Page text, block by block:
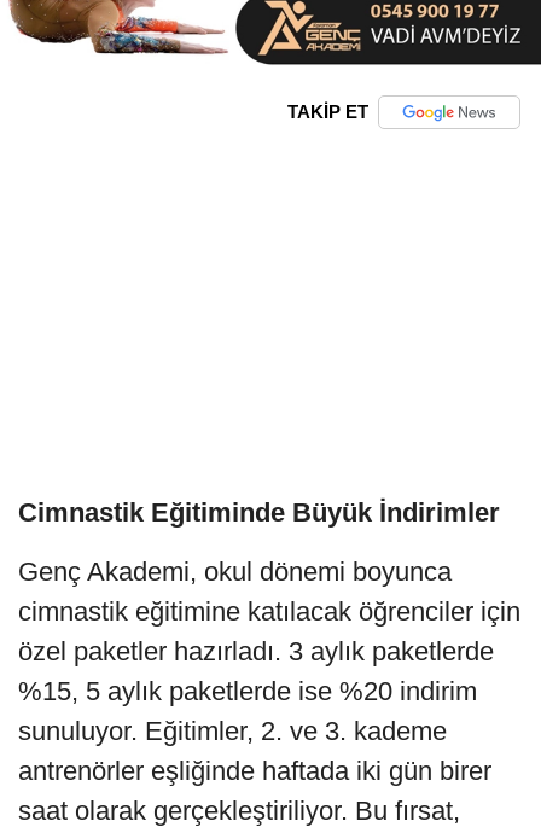
TAKİP ET
Cimnastik Eğitiminde Büyük İndirimler
Genç Akademi, okul dönemi boyunca
cimnastik eğitimine katılacak öğrenciler için
özel paketler hazırladı. 3 aylık paketlerde
%15, 5 aylık paketlerde ise %20 indirim
sunuluyor. Eğitimler, 2. ve 3. kademe
antrenörler eşliğinde haftada iki gün birer
saat olarak gerçekleştiriliyor. Bu fırsat,